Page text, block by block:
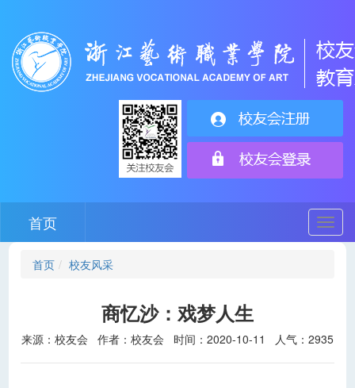
切
换
首页
首页 校友风采
商忆沙：戏梦人生
来源：校友会 作者：校友会 时间：2020-10-11 人气： 2935